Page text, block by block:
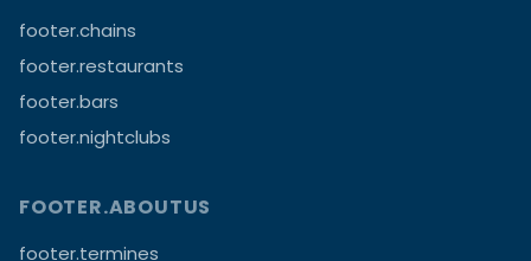
footer.chains
footer.restaurants
footer.bars
footer.nightclubs
FOOTER.ABOUTUS
footer.termines